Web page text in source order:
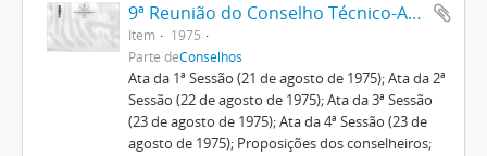
9ª Reunião do Conselho Técnico-Administrativo
Item
1975
Parte deConselhos
Ata da 1ª Sessão (21 de agosto de 1975); Ata da 2ª
Sessão (22 de agosto de 1975); Ata da 3ª Sessão
(23 de agosto de 1975); Ata da 4ª Sessão (23 de
agosto de 1975); Proposições dos conselheiros;